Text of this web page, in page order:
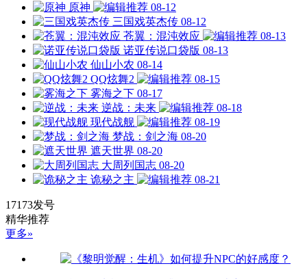
原神
08-12
三国戏英杰传 08-12
苍翼：混沌效应
08-13
诺亚传说口袋版 08-13
仙山小农 08-14
QQ炫舞2
08-15
雾海之下 08-17
逆战：未来
08-18
现代战舰
08-19
梦战：剑之海 08-20
遮天世界 08-20
大周列国志 08-20
诡秘之主
08-21
17173发号
精华推荐
更多»